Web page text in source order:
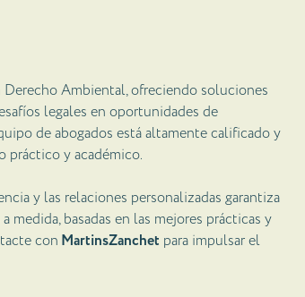
Derecho Ambiental, ofreciendo soluciones
legales en oportunidades de
de abogados está altamente calificado y
práctico y académico.
y las relaciones personalizadas garantiza
medida, basadas en las mejores prácticas y
con MartinsZanchet para impulsar el